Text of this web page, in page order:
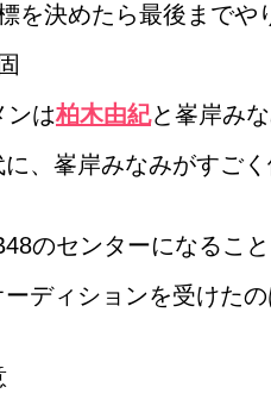
を決めたら最後までや
ンは柏木由紀と峯岸み
、峯岸みなみがすご
のセンターになること
ディションを受けた